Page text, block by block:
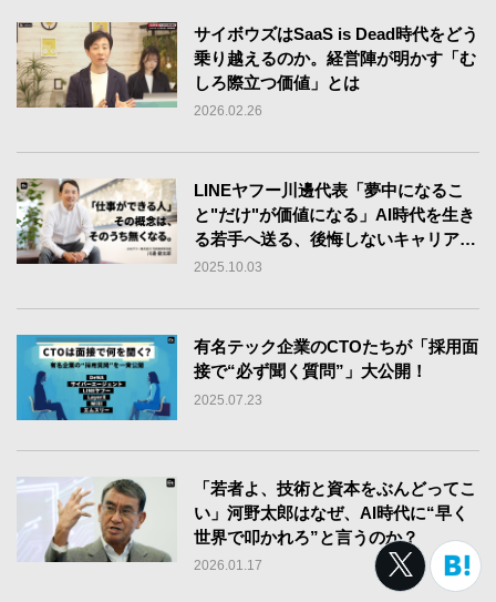
サイボウズはSaaS is Dead時代をどう
乗り越えるのか。経営陣が明かす「む
しろ際立つ価値」とは
2026.02.26
LINEヤフー川邊代表「夢中になるこ
と"だけ"が価値になる」AI時代を生き
る若手へ送る、後悔しないキャリアの
築き方
2025.10.03
有名テック企業のCTOたちが「採用面
接で“必ず聞く質問”」大公開！
2025.07.23
「若者よ、技術と資本をぶんどってこ
い」河野太郎はなぜ、AI時代に“早く
世界で叩かれろ”と言うのか？
2026.01.17